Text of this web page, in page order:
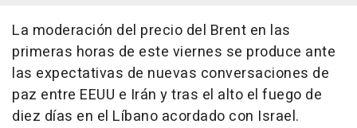
La moderación del precio del Brent en las
primeras horas de este viernes se produce ante
las expectativas de nuevas conversaciones de
paz entre EEUU e Irán y tras el alto el fuego de
diez días en el Líbano acordado con Israel.